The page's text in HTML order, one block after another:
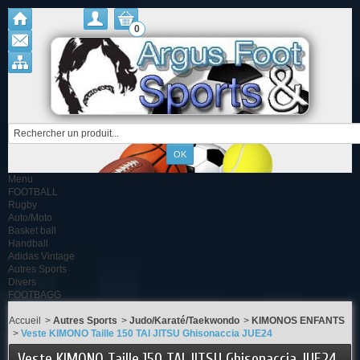
0
Menu
FOOTBALL
Rugby
Auto/Moto
Basket ball
Handball
Adidas Vintage
Autres Sports
Divers
FOOTBAGG
Accueil > Autres Sports > Judo/Karaté/Taekwondo > KIMONOS ENFANTS
> Veste KIMONO Taille 150 TAI JITSU Ghisonaccia JUE24